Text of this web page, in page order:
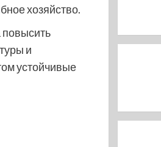
хозяйство.
повысить
и
устойчивые